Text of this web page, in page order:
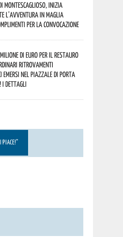
Montescaglioso, inizia
l’avventura in maglia
per la convocazione
di euro per il restauro
ritrovamenti
emersi nel piazzale di Porta
I dettagli
PIACE!”